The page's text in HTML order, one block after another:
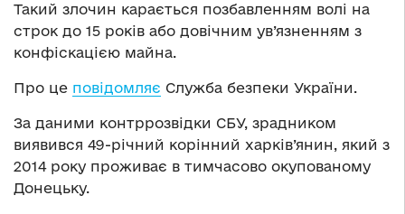
Такий злочин карається позбавленням волі на
строк до 15 років або довічним ув’язненням з
конфіскацією майна.
Про це повідомляє Служба безпеки України.
За даними контррозвідки СБУ, зрадником
виявився 49-річний корінний харків’янин, який з
2014 року проживає в тимчасово окупованому
Донецьку.